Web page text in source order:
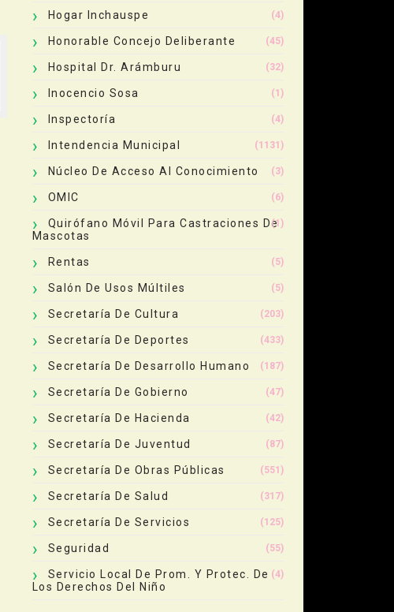
Hogar Inchauspe (4)
Honorable Concejo Deliberante (45)
Hospital Dr. Arámburu (32)
Inocencio Sosa (1)
Inspectoría (4)
Intendencia Municipal (1131)
Núcleo De Acceso Al Conocimiento (3)
OMIC (6)
Quirófano Móvil Para Castraciones De
Mascotas
(1)
Rentas (5)
Salón De Usos Múltiles (5)
Secretaría De Cultura (203)
Secretaría De Deportes (433)
Secretaría De Desarrollo Humano (187)
Secretaría De Gobierno (47)
Secretaría De Hacienda (42)
Secretaría De Juventud (87)
Secretaría De Obras Públicas (551)
Secretaría De Salud (317)
Secretaría De Servicios (125)
Seguridad (55)
Servicio Local De Prom. Y Protec. De
Los Derechos Del Niño
(4)